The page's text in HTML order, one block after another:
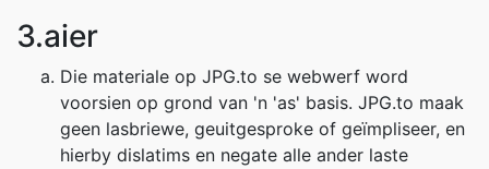
3.aier
Die materiale op JPG.to se webwerf word
voorsien op grond van 'n 'as' basis. JPG.to maak
geen lasbriewe, geuitgesproke of geïmpliseer, en
hierby dislatims en negate alle ander laste